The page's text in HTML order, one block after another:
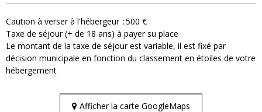
Caution à verser à l'hébergeur 500 €
Taxe de séjour (+ de 18 ans) à payer su place
Le montant de la taxe de séjour est variable, il est fixé par
décision municipale en fonction du classement en étoiles de votre
hébergement
Afficher la carte GoogleMaps